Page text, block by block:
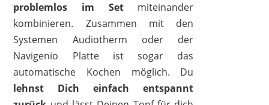
problemlos
im Setmiteinander
kombinieren. Zusammen mit den
Systemen Audiotherm oder der
Navigenio Platte ist sogar das
automatische Kochen möglich. Du
lehnst Dich einfach entspannt